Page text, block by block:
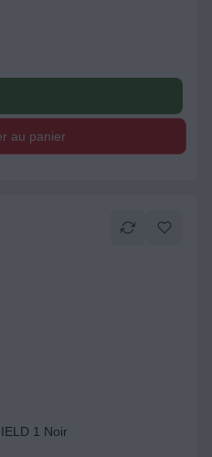
au panier
1 Noir